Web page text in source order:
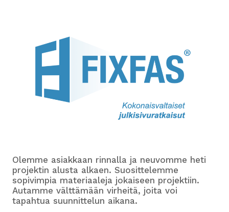
Olemme asiakkaan rinnalla ja neuvomme heti
projektin alusta alkaen. Suosittelemme
sopivimpia materiaaleja jokaiseen projektiin.
Autamme välttämään virheitä, joita voi
tapahtua suunnittelun aikana.